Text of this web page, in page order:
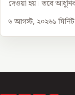
দেওয়া হয়। তবে
৬ আগস্ট, ২০২৬১